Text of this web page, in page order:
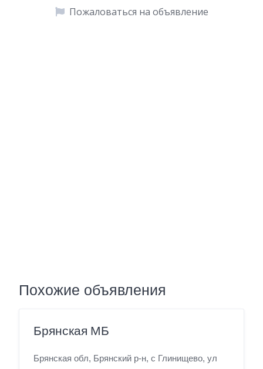
Пожаловаться на объявление
Похожие объявления
Брянская МБ
Брянская обл, Брянский р-н, с Глинищево, ул